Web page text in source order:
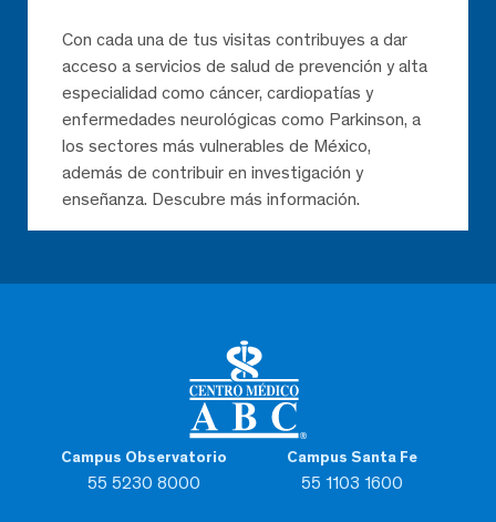
Campus Observatorio
55 5230 8000
Campus Santa Fe
55 1103 1600
Con cada una de tus visitas contribuyes a dar
acceso a servicios de salud de prevención y alta
especialidad como cáncer, cardiopatías y
enfermedades neurológicas como Parkinson, a
los sectores más vulnerables de México,
además de contribuir en investigación y
enseñanza. Descubre más información.